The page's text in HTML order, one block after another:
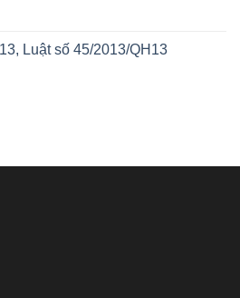
Luật số 45/2013/QH13